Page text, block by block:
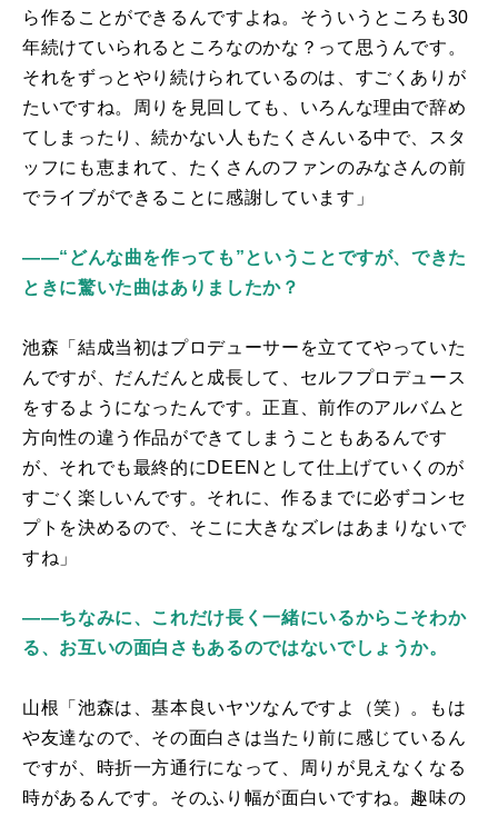
ら作ることができるんですよね。そういうところも30
年続けていられるところなのかな？って思うんです。
それをずっとやり続けられているのは、すごくありが
たいですね。周りを見回しても、いろんな理由で辞め
てしまったり、続かない人もたくさんいる中で、スタ
ッフにも恵まれて、たくさんのファンのみなさんの前
でライブができることに感謝しています」
――“どんな曲を作っても”ということですが、できた
ときに驚いた曲はありましたか？
池森「結成当初はプロデューサーを立ててやっていた
んですが、だんだんと成長して、セルフプロデュース
をするようになったんです。正直、前作のアルバムと
方向性の違う作品ができてしまうこともあるんです
が、それでも最終的に DEEN として仕上げていくのが
すごく楽しいんです。それに、作るまでに必ずコンセ
プトを決めるので、そこに大きなズレはあまりないで
すね」
――ちなみに、これだけ長く一緒にいるからこそわか
る、お互いの面白さもあるのではないでしょうか。
山根「池森は、基本良いヤツなんですよ（笑）。もは
や友達なので、その面白さは当たり前に感じているん
ですが、時折一方通行になって、周りが見えなくなる
時があるんです。そのふり幅が面白いですね。趣味の